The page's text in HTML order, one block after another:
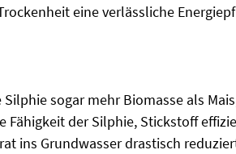
eine verlässliche
sogar mehr Biomasse als
Fähigkeit der Silphie, Stickstoff
ins Grundwasser drastisch